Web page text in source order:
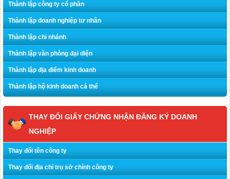
Thành lập công ty cổ phần
Thành lập doanh nghiệp tư nhân
Thành lập chi nhánh
Thành lập văn phòng đại diện
Thành lập địa điểm kinh doanh
Thành lập hộ kinh doanh cá thể
THAY ĐỔI GIẤY CHỨNG NHẬN ĐĂNG KÝ DOANH
NGHIỆP
Thay đổi tên công ty
Thay đổi địa chỉ trụ sở chính công ty